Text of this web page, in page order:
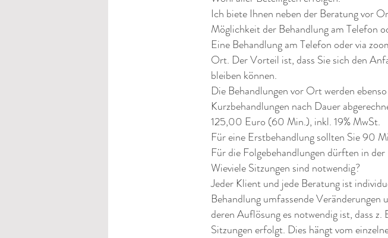
Ich biete Ihnen neben der Beratung vor
Möglichkeit der Behandlung am Telefon
Eine Behandlung am Telefon oder via
Ort. Der Vorteil ist, dass Sie sich den
bleiben können.
Die Behandlungen vor Ort werden
Kurzbehandlungen nach Dauer
125,00 Euro (60 Min.), inkl. 19% MwSt.
Für eine Erstbehandlung sollten Sie 90
Für die Folgebehandlungen dürften in
Wieviele Sitzungen sind notwendig?
Jeder Klient und jede Beratung ist
Behandlung umfassende Veränderungen
deren Auflösung es notwendig ist, dass
Sitzungen erfolgt. Dies hängt vom